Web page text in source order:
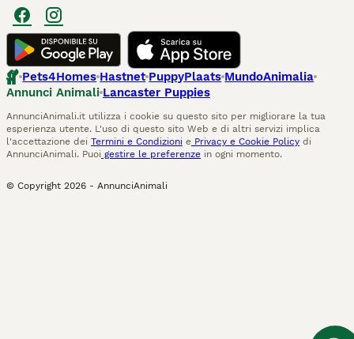
Pets4Homes Hastnet PuppyPlaats MundoAnimalia
Annunci Animali Lancaster Puppies
AnnunciAnimali.it utilizza i cookie su questo sito per migliorare la tua
esperienza utente. L'uso di questo sito Web e di altri servizi implica
l'accettazione dei Termini e Condizioni e Privacy e Cookie Policy di
AnnunciAnimali. Puoi gestire le preferenze in ogni momento.
© Copyright 2026 - AnnunciAnimali